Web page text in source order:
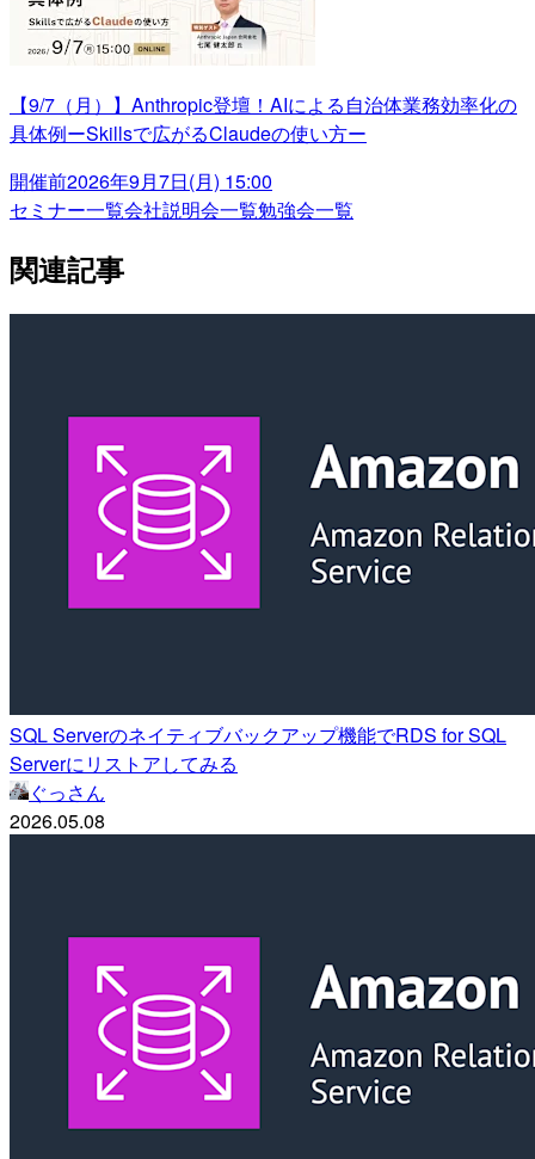
【9/7（月）】Anthropic登壇！AIによる自治体業務効率化の
具体例ーSkillsで広がるClaudeの使い方ー
開催前2026年9月7日(月) 15:00
セミナー一覧会社説明会一覧勉強会一覧
関連記事
SQL Serverのネイティブバックアップ機能でRDS for SQL
Serverにリストアしてみる
ぐっさん
2026.05.08